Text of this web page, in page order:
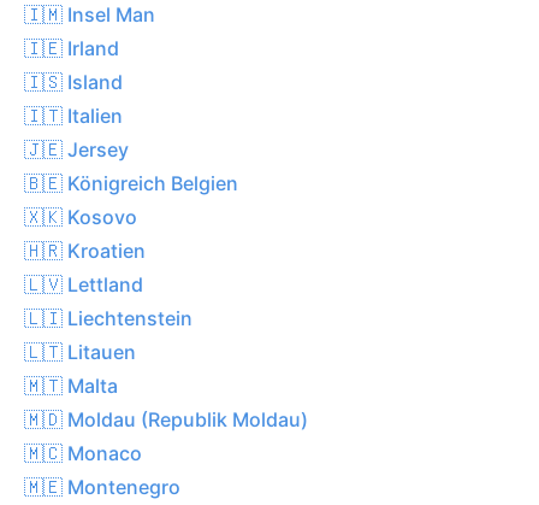
🇮🇲 Insel Man
🇮🇪 Irland
🇮🇸 Island
🇮🇹 Italien
🇯🇪 Jersey
🇧🇪 Königreich Belgien
🇽🇰 Kosovo
🇭🇷 Kroatien
🇱🇻 Lettland
🇱🇮 Liechtenstein
🇱🇹 Litauen
🇲🇹 Malta
🇲🇩 Moldau (Republik Moldau)
🇲🇨 Monaco
🇲🇪 Montenegro